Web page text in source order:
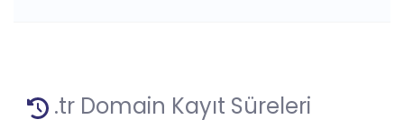
.tr Domain Kayıt Süreleri